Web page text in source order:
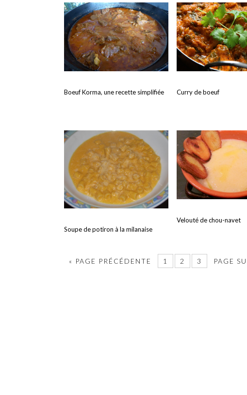
Boeuf Korma, une recette simplifiée Curry de boeuf
Soupe de potiron à la milanaise
Velouté de chou-navet
« PAGE PRÉCÉDENTE 1 2 3 PAGE